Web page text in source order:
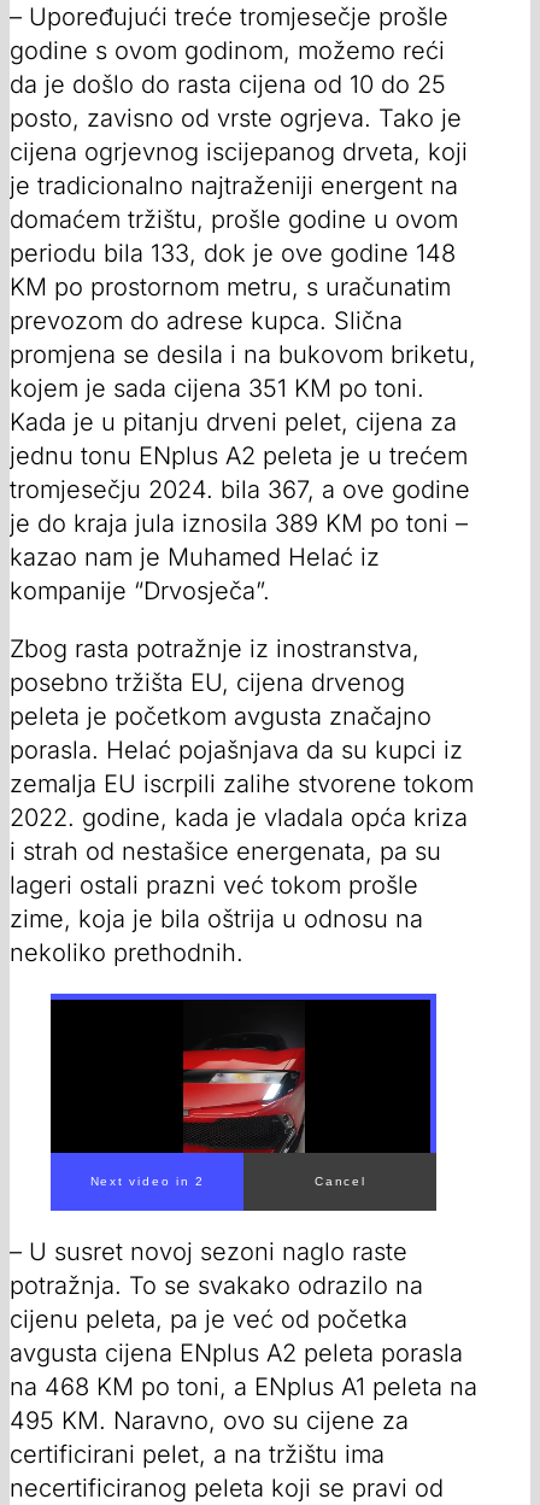
– Upoređujući treće tromjesečje prošle
godine s ovom godinom, možemo reći
da je došlo do rasta cijena od 10 do 25
posto, zavisno od vrste ogrjeva. Tako je
cijena ogrjevnog iscijepanog drveta, koji
je tradicionalno najtraženiji energent na
domaćem tržištu, prošle godine u ovom
periodu bila 133, dok je ove godine 148
KM po prostornom metru, s uračunatim
prevozom do adrese kupca. Slična
promjena se desila i na bukovom briketu,
kojem je sada cijena 351 KM po toni.
Kada je u pitanju drveni pelet, cijena za
jednu tonu ENplus A2 peleta je u trećem
tromjesečju 2024. bila 367, a ove godine
je do kraja jula iznosila 389 KM po toni –
kazao nam je Muhamed Helać iz
kompanije “Drvosječa”.
Zbog rasta potražnje iz inostranstva,
posebno tržišta EU, cijena drvenog
peleta je početkom avgusta značajno
porasla. Helać pojašnjava da su kupci iz
zemalja EU iscrpili zalihe stvorene tokom
2022. godine, kada je vladala opća kriza
i strah od nestašice energenata, pa su
lageri ostali prazni već tokom prošle
zime, koja je bila oštrija u odnosu na
nekoliko prethodnih.
– U susret novoj sezoni naglo raste
potražnja. To se svakako odrazilo na
cijenu peleta, pa je već od početka
avgusta cijena ENplus A2 peleta porasla
na 468 KM po toni, a ENplus A1 peleta na
495 KM. Naravno, ovo su cijene za
certificirani pelet, a na tržištu ima
necertificiranog peleta koji se pravi od